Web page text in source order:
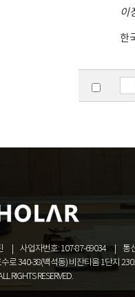
이
한
사업자번호: 107-87-69034 통
로 340-38(백석동) 비잔티움 1단지
RIGHTS RESERVED.